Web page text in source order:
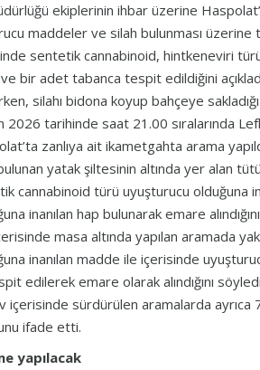
ekiplerinin ihbar üzerine
maddeler ve silah bulunması üzerine
sentetik cannabinoid, hintkeneviri
bir adet tabanca tespit edildiğini
silahı bidona koyup bahçeye sakladığı
2026 tarihinde saat 21.00 sıralarında
zanlıya ait ikametgahta arama
yatak şiltesinin altında yer alan
cannabinoid türü uyuşturucu
inanılan hap bulunarak emare
masa altında yapılan aramada
inanılan madde ile içerisinde
edilerek emare olarak alındığını
içerisinde sürdürülen aramalarda
ifade etti.
yapılacak